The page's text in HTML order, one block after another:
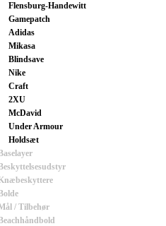
Flensburg-Handewitt
Gamepatch
Adidas
Mikasa
Blindsave
Nike
Craft
2XU
McDavid
Under Armour
Holdsæt
/ Tilbehør